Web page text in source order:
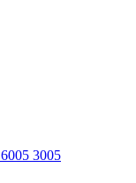
6005 3005